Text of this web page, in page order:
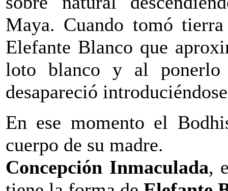
Maya. Cuando tomó
Elefante Blanco que
loto blanco y al ponerlo
desapareció
En ese momento el
cuerpo de su madre.
Concepción Inmaculada,